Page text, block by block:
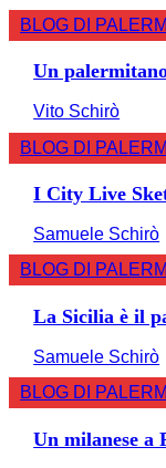
BLOG DI
Un
Vito Schirò
BLOG DI
I City Live
Samuele Schirò
BLOG DI
La Sicilia è il
Samuele Schirò
BLOG DI
Un milanese a